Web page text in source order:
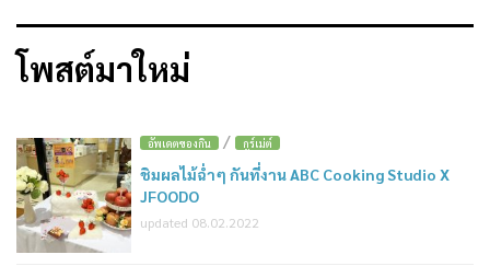
โพสต์มาใหม่
อัพเดตของกิน / กูร์เม่ต์
ชิมผลไม้ฉ่ำๆ กันที่งาน ABC Cooking Studio X
JFOODO
updated 08.02.2022